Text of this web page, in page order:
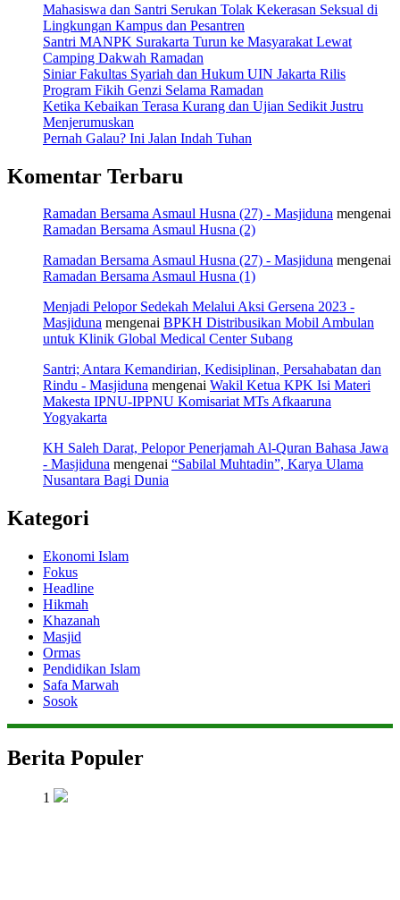
Mahasiswa dan Santri Serukan Tolak Kekerasan Seksual di
Lingkungan Kampus dan Pesantren
Santri MANPK Surakarta Turun ke Masyarakat Lewat
Camping Dakwah Ramadan
Siniar Fakultas Syariah dan Hukum UIN Jakarta Rilis
Program Fikih Genzi Selama Ramadan
Ketika Kebaikan Terasa Kurang dan Ujian Sedikit Justru
Menjerumuskan
Pernah Galau? Ini Jalan Indah Tuhan
Komentar Terbaru
Ramadan Bersama Asmaul Husna (27) - Masjiduna mengenai
Ramadan Bersama Asmaul Husna (2)
Ramadan Bersama Asmaul Husna (27) - Masjiduna mengenai
Ramadan Bersama Asmaul Husna (1)
Menjadi Pelopor Sedekah Melalui Aksi Gersena 2023 -
Masjiduna mengenai BPKH Distribusikan Mobil Ambulan
untuk Klinik Global Medical Center Subang
Santri; Antara Kemandirian, Kedisiplinan, Persahabatan dan
Rindu - Masjiduna mengenai Wakil Ketua KPK Isi Materi
Makesta IPNU-IPPNU Komisariat MTs Afkaaruna
Yogyakarta
KH Saleh Darat, Pelopor Penerjamah Al-Quran Bahasa Jawa
- Masjiduna mengenai “Sabilal Muhtadin”, Karya Ulama
Nusantara Bagi Dunia
Kategori
Ekonomi Islam
Fokus
Headline
Hikmah
Khazanah
Masjid
Ormas
Pendidikan Islam
Safa Marwah
Sosok
Berita Populer
1